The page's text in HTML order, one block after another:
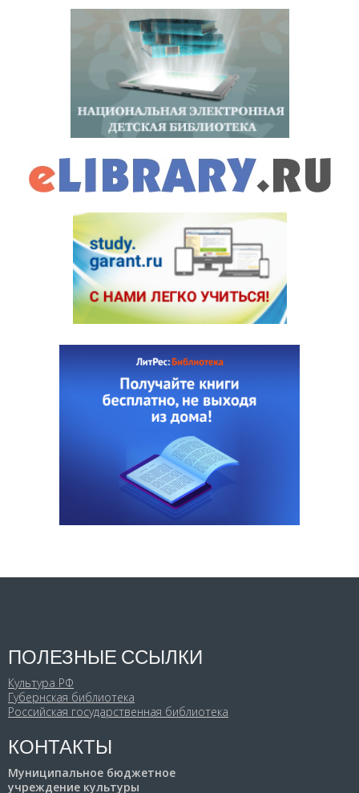
ПОЛЕЗНЫЕ ССЫЛКИ
Культура РФ
Губернская библиотека
Российская государственная библиотека
КОНТАКТЫ
Муниципальное бюджетное
учреждение культуры